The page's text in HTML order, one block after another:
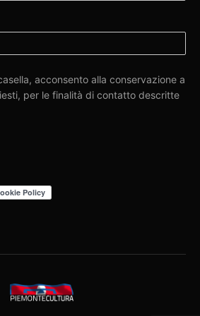
acconsento alla conservazione a
per le finalità di contatto descritte